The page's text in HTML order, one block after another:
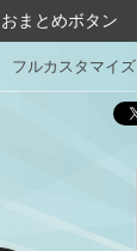
おまとめボタン
フルカスタマイズ